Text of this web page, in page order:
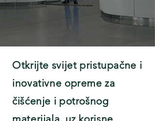
Otkrijte svijet pristupačne i
inovativne opreme za
čišćenje i potrošnog